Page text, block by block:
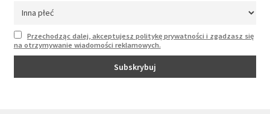
Przechodząc dalej, akceptujesz politykę prywatności i zgadzasz się
na otrzymywanie wiadomości reklamowych.